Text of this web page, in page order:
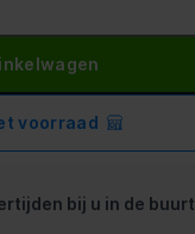
voorraad
bij u in de buurt